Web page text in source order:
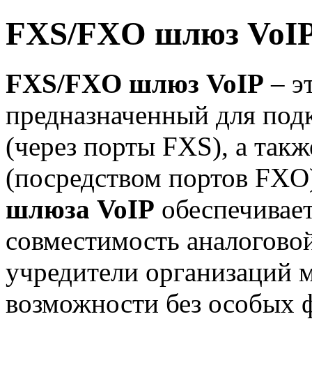
FXS/FXO шлюз
FXS/FXO шлюз VoIP –
предназначенный для
(через порты FXS), а
(посредством портов
шлюза VoIP
совместимость
учредители
возможности без особых